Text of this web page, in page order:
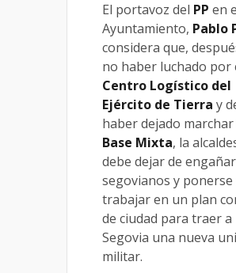
El portavoz del PP en
Ayuntamiento, Pablo
considera que,
no haber luchado por
Centro Logístico del
Ejército de Tierra y
haber dejado marchar
Base Mixta, la
debe dejar de
segovianos y ponerse
trabajar en un plan
de ciudad para traer a
Segovia una nueva
militar.